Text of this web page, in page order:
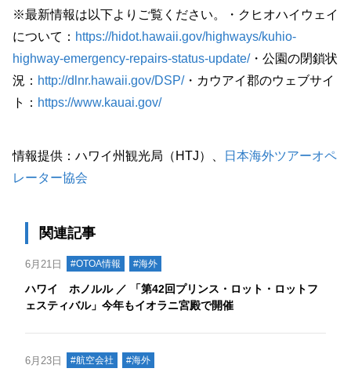
※最新情報は以下よりご覧ください。・クヒオハイウェイ
について： https://hidot.hawaii.gov/highways/kuhio-
highway-emergency-repairs-status-update/・公園の閉鎖状
況： http://dlnr.hawaii.gov/DSP/・カウアイ郡のウェブサイ
ト： https://www.kauai.gov/
情報提供：ハワイ州観光局（HTJ）、
日本海外ツアーオペ
レーター協会
関連記事
6月21日 #OTOA情報 #海外
ハワイ ホノルル ／ 「第42回プリンス・ロット・ロットフ
ェスティバル」今年もイオラニ宮殿で開催
6月23日 #航空会社 #海外